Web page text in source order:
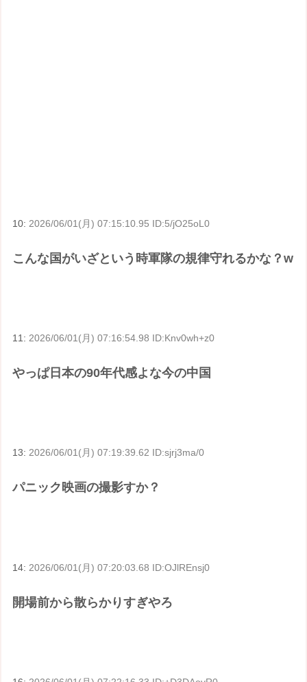
10: 2026/06/01(月) 07:15:10.95 ID:5/jO25oL0
こんな国がいざという時軍隊の規律守れるかな？w
11: 2026/06/01(月) 07:16:54.98 ID:Knv0wh+z0
やっぱ日本の90年代感よな今の中国
13:2026/06/01(月) 07:19:39.62 ID:sjrj3ma/0
パニック映画の撮影すか？
14: 2026/06/01(月) 07:20:03.68 ID:OJlREnsj0
開場前から散らかりすぎやろ